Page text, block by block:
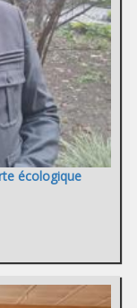
écologique